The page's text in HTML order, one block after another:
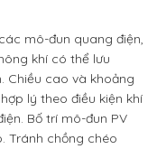
mô-đun quang điện,
khí có thể lưu
Chiều cao và khoảng
lý theo điều kiện khí
Bố trí mô-đun PV
Tránh chồng chéo